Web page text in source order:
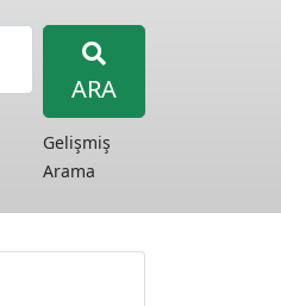
ARA
Gelişmiş
Arama